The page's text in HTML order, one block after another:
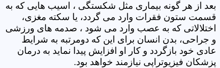
بعد از هر گونه بیماری مثل شکستگی ، اسیب هایی که به
قسمت ستون فقرات وارد می گردد، یا سکته مغزی،
اختلالاتی که به عصب وارد می شود ، صدمه های ورزشی
و جراحی، بدن انسان برای این که دومرتبه به شرایط
عادی خود بازگردد و کار او افزایش پیدا نماید به درمان
پزشکان فیزیوتراپی نیازمند خواهد بود.